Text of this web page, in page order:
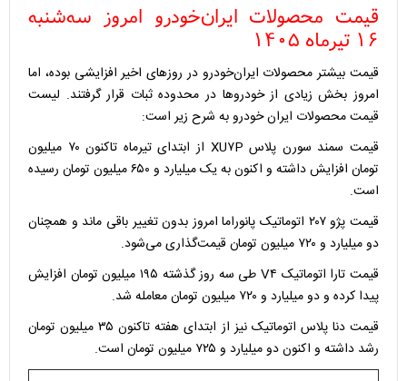
قیمت محصولات ایران‌خودرو امروز سه‌شنبه
۱۶ تیرماه ۱۴۰۵
قیمت بیشتر محصولات ایران‌خودرو در روزهای اخیر افزایشی بوده، اما
امروز بخش زیادی از خودروها در محدوده ثبات قرار گرفتند. لیست
قیمت محصولات ایران خودرو به شرح زیر است:
قیمت سمند سورن پلاس XU۷P از ابتدای تیرماه تاکنون ۷۰ میلیون
تومان افزایش داشته و اکنون به یک میلیارد و ۶۵۰ میلیون تومان رسیده
است.
قیمت پژو ۲۰۷ اتوماتیک پانوراما امروز بدون تغییر باقی ماند و همچنان
دو میلیارد و ۷۲۰ میلیون تومان قیمت‌گذاری می‌شود.
قیمت تارا اتوماتیک V۴ طی سه روز گذشته ۱۹۵ میلیون تومان افزایش
پیدا کرده و دو میلیارد و ۷۲۰ میلیون تومان معامله شد.
قیمت دنا پلاس اتوماتیک نیز از ابتدای هفته تاکنون ۳۵ میلیون تومان
رشد داشته و اکنون دو میلیارد و ۷۲۵ میلیون تومان است.